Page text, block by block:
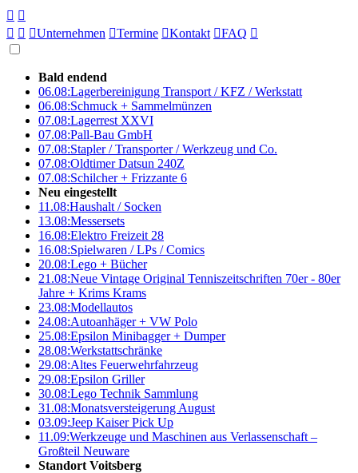
 
  Unternehmen Termine Kontakt FAQ 
Bald endend
06.08:Lagerbereinigung Transport / KFZ / Werkstatt
06.08:Schmuck + Sammelmünzen
07.08:Lagerrest XXVI
07.08:Pall-Bau GmbH
07.08:Stapler / Transporter / Werkzeug und Co.
07.08:Oldtimer Datsun 240Z
07.08:Schilcher + Frizzante 6
Neu eingestellt
11.08:Haushalt / Socken
13.08:Messersets
16.08:Elektro Freizeit 28
16.08:Spielwaren / LPs / Comics
20.08:Lego + Bücher
21.08:Neue Vintage Original Tenniszeitschriften 70er - 80er
Jahre + Krims Krams
23.08:Modellautos
24.08:Autoanhäger + VW Polo
25.08:Epsilon Minibagger + Dumper
28.08:Werkstattschränke
29.08:Altes Feuerwehrfahrzeug
29.08:Epsilon Griller
30.08:Lego Technik Sammlung
31.08:Monatsversteigerung August
03.09:Jeep Kaiser Pick Up
11.09:Werkzeuge und Maschinen aus Verlassenschaft –
Großteil Neuware
Standort Voitsberg